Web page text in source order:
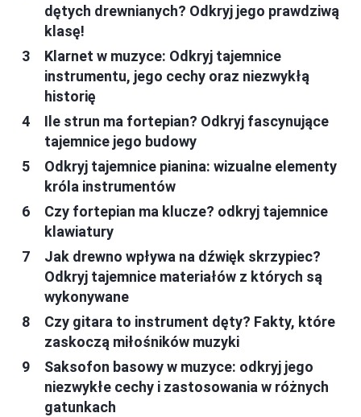
dętych drewnianych? Odkryj jego prawdziwą
klasę!
Klarnet w muzyce: Odkryj tajemnice
instrumentu, jego cechy oraz niezwykłą
historię
Ile strun ma fortepian? Odkryj fascynujące
tajemnice jego budowy
Odkryj tajemnice pianina: wizualne elementy
króla instrumentów
Czy fortepian ma klucze? odkryj tajemnice
klawiatury
Jak drewno wpływa na dźwięk skrzypiec?
Odkryj tajemnice materiałów z których są
wykonywane
Czy gitara to instrument dęty? Fakty, które
zaskoczą miłośników muzyki
Saksofon basowy w muzyce: odkryj jego
niezwykłe cechy i zastosowania w różnych
gatunkach